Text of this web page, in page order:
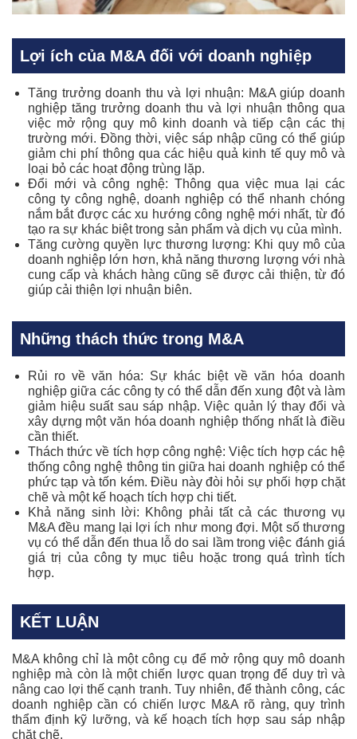
Lợi ích của M&A đối với doanh nghiệp
Tăng trưởng doanh thu và lợi nhuận: M&A giúp doanh
nghiệp tăng trưởng doanh thu và lợi nhuận thông qua
việc mở rộng quy mô kinh doanh và tiếp cận các thị
trường mới. Đồng thời, việc sáp nhập cũng có thể giúp
giảm chi phí thông qua các hiệu quả kinh tế quy mô và
loại bỏ các hoạt động trùng lặp.
Đổi mới và công nghệ: Thông qua việc mua lại các
công ty công nghệ, doanh nghiệp có thể nhanh chóng
nắm bắt được các xu hướng công nghệ mới nhất, từ đó
tạo ra sự khác biệt trong sản phẩm và dịch vụ của mình.
Tăng cường quyền lực thương lượng: Khi quy mô của
doanh nghiệp lớn hơn, khả năng thương lượng với nhà
cung cấp và khách hàng cũng sẽ được cải thiện, từ đó
giúp cải thiện lợi nhuận biên.
Những thách thức trong M&A
Rủi ro về văn hóa: Sự khác biệt về văn hóa doanh
nghiệp giữa các công ty có thể dẫn đến xung đột và làm
giảm hiệu suất sau sáp nhập. Việc quản lý thay đổi và
xây dựng một văn hóa doanh nghiệp thống nhất là điều
cần thiết.
Thách thức về tích hợp công nghệ: Việc tích hợp các hệ
thống công nghệ thông tin giữa hai doanh nghiệp có thể
phức tạp và tốn kém. Điều này đòi hỏi sự phối hợp chặt
chẽ và một kế hoạch tích hợp chi tiết.
Khả năng sinh lời: Không phải tất cả các thương vụ
M&A đều mang lại lợi ích như mong đợi. Một số thương
vụ có thể dẫn đến thua lỗ do sai lầm trong việc đánh giá
giá trị của công ty mục tiêu hoặc trong quá trình tích
hợp.
KẾT LUẬN
M&A không chỉ là một công cụ để mở rộng quy mô doanh
nghiệp mà còn là một chiến lược quan trọng để duy trì và
nâng cao lợi thế cạnh tranh. Tuy nhiên, để thành công, các
doanh nghiệp cần có chiến lược M&A rõ ràng, quy trình
thẩm định kỹ lưỡng, và kế hoạch tích hợp sau sáp nhập
chặt chẽ.